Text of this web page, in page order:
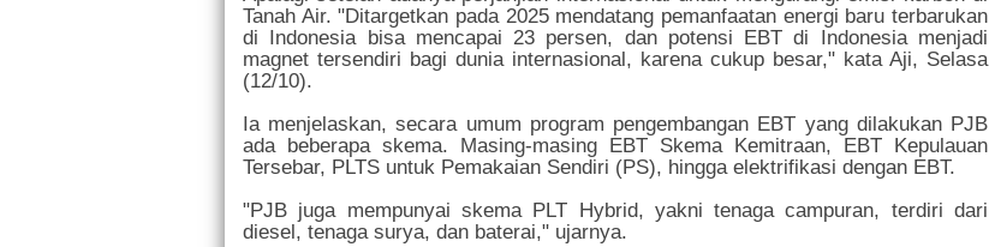
Tanah Air. "Ditargetkan pada 2025 mendatang pemanfaatan energi baru terbarukan
di Indonesia bisa mencapai 23 persen, dan potensi EBT di Indonesia menjadi
magnet tersendiri bagi dunia internasional, karena cukup besar," kata Aji, Selasa
(12/10).
Ia menjelaskan, secara umum program pengembangan EBT yang dilakukan PJB
ada beberapa skema. Masing-masing EBT Skema Kemitraan, EBT Kepulauan
Tersebar, PLTS untuk Pemakaian Sendiri (PS), hingga elektrifikasi dengan EBT.
"PJB juga mempunyai skema PLT Hybrid, yakni tenaga campuran, terdiri dari
diesel, tenaga surya, dan baterai," ujarnya.